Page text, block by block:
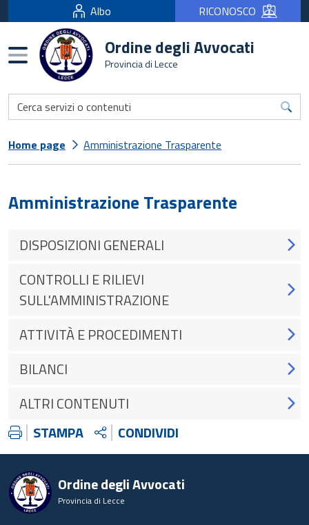
Albo RICONOSCO
Burger menu Ordine degli Avvocati
Provincia di Lecce
Home page Amministrazione Trasparente
Amministrazione Trasparente
DISPOSIZIONI GENERALI
CONTROLLI E RILIEVI
SULL'AMMINISTRAZIONE
ATTIVITÀ E PROCEDIMENTI
BILANCI
ALTRI CONTENUTI
STAMPA
CONDIVIDI
Ordine degli Avvocati
Provincia di Lecce